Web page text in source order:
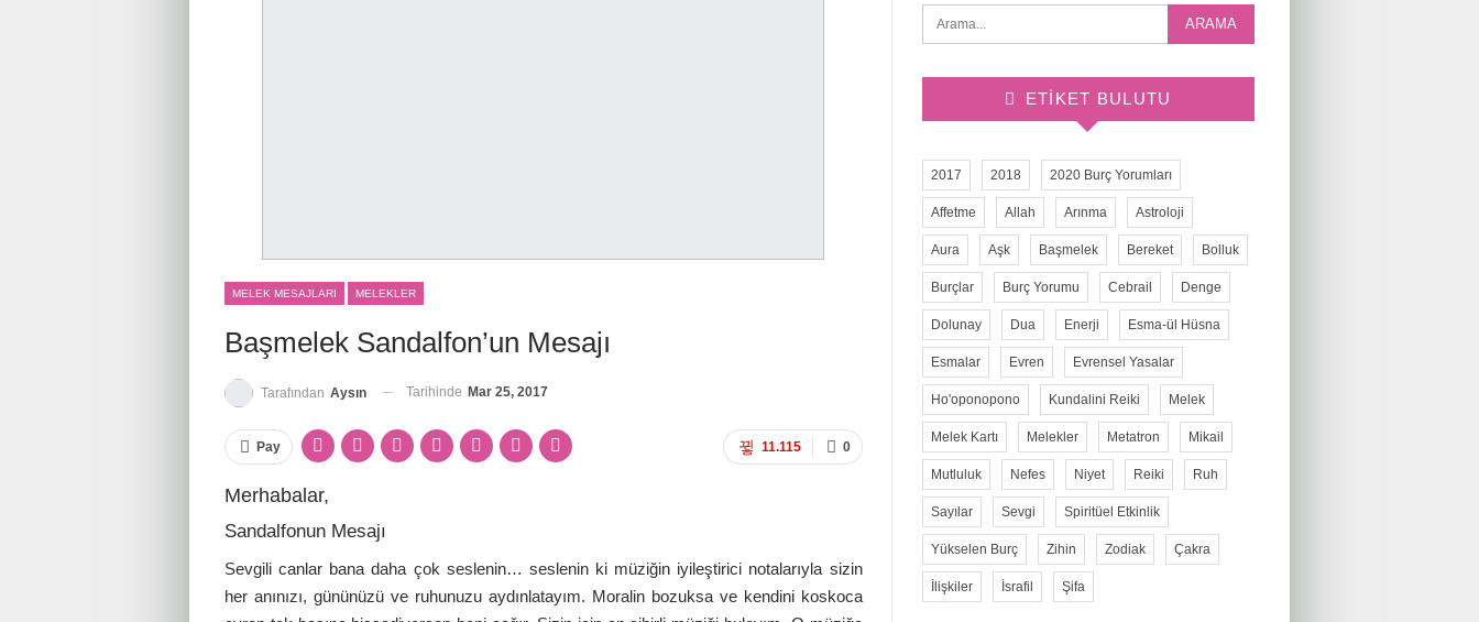
MELEK MESAJLARI MELEKLER
Başmelek Sandalfon’un Mesajı
Tarafından Aysın Tarihinde Mar 25, 2017
0
11.115
Pay
Merhabalar,
Sandalfonun Mesajı
Sevgili canlar bana daha çok seslenin… seslenin ki müziğin iyileştirici notalarıyla sizin
her anınızı, gününüzü ve ruhunuzu aydınlatayım. Moralin bozuksa ve kendini koskoca
ETIKET BULUTU
2017 2018 2020 Burç Yorumları
Affetme Allah Arınma Astroloji
Aura Aşk Başmelek Bereket Bolluk
Burçlar Burç Yorumu Cebrail Denge
Dolunay Dua Enerji Esma-ül Hüsna
Esmalar Evren Evrensel Yasalar
Ho'oponopono Kundalini Reiki Melek
Melek Kartı Melekler Metatron Mikail
Mutluluk Nefes Niyet Reiki Ruh
Sayılar Sevgi Spiritüel Etkinlik
Yükselen Burç Zihin Zodiak Çakra
İlişkiler İsrafil Şifa